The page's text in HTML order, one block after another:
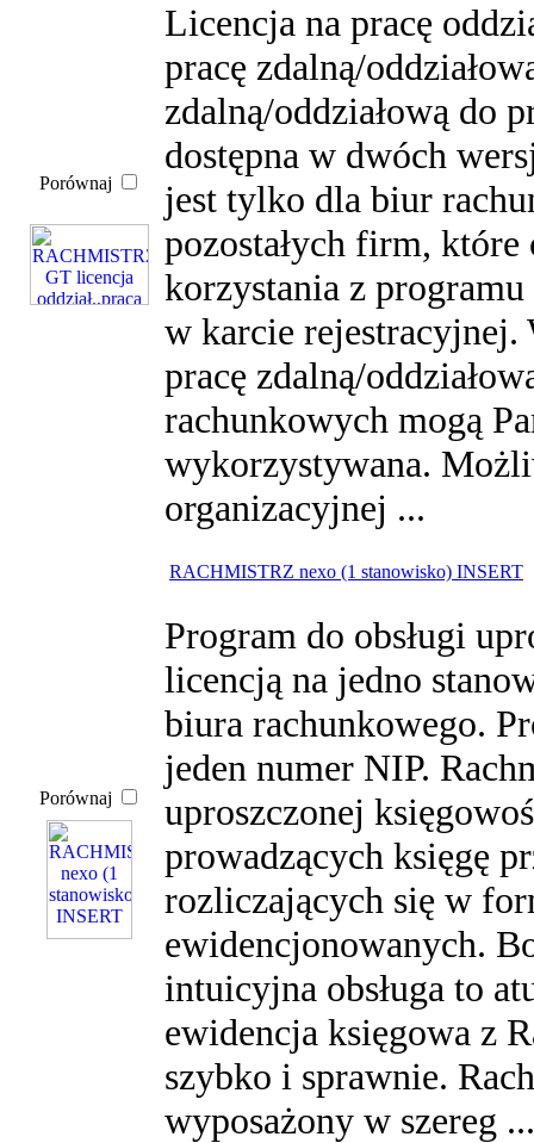
Porównaj
Licencja na pracę
pracę zdalną/
zdalną/oddziałową do
dostępna w dwóch
jest tylko dla biur
pozostałych firm,
korzystania z
w karcie
pracę zdalną/
rachunkowych mogą
wykorzystywana.
organizacyjnej ...
Porównaj
RACHMISTRZ nexo (1 stanowisko) INSERT
Program do obsługi
licencją na jedno
biura rachunkowego.
jeden numer NIP.
uproszczonej
prowadzących księgę
rozliczających się w
ewidencjonowanych.
intuicyjna obsługa to
ewidencja księgowa z
szybko i sprawnie.
wyposażony w szereg